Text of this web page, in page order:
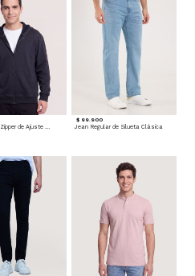
Buzo Hoodie Zipper de Ajuste Cómodo
$ 99.900
Jean Regular de Silueta Clásica